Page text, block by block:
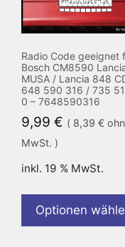
Radio Code geeignet
Bosch CM8590
MUSA / Lancia 848
648 590 316 / 735
0 – 7648590316
9,99 € ( 8,39 €
MwSt. )
inkl. 19 % MwSt.
Optionen